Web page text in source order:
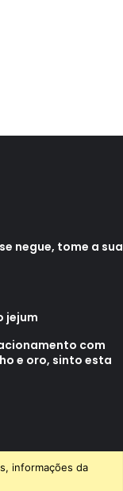
negue, tome a sua
jejum
com
e oro, sinto esta
informações da